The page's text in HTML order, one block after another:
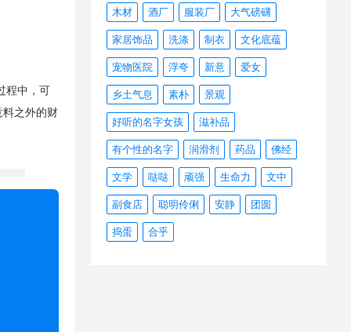
程中，可
料之外的财
木材 酒厂 服装厂 大气磅礴
家居饰品 洗涤 制衣 文化底蕴
宠物医院 浮夸 新意 爱女
乡土气息 素朴 景观
好听的名字女孩 滋补品
有个性的名字 润滑剂 药品 佛经
文学 哒哒 顽强 生命力 文中
副食店 聪明伶俐 安静 团圆
捣蛋 合乎